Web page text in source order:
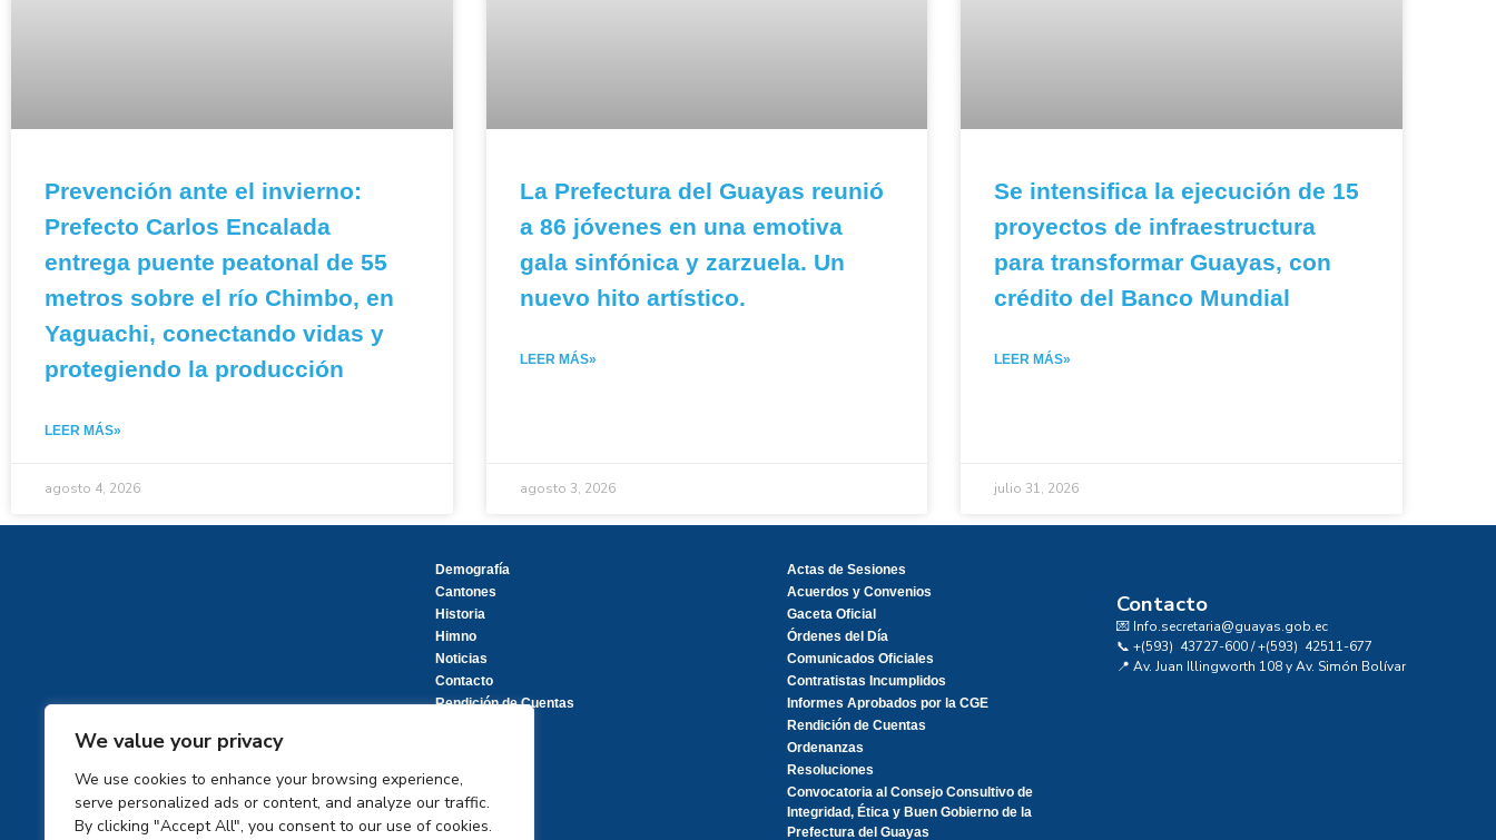
We value your privacy
We use cookies to enhance your browsing experience,
serve personalized ads or content, and analyze our traffic.
By clicking "Accept All", you consent to our use of cookies.
Prevención ante el invierno:
Prefecto Carlos Encalada
entrega puente peatonal de 55
metros sobre el río Chimbo, en
Yaguachi, conectando vidas y
protegiendo la producción
LEER MÁS»
agosto 4, 2026
La Prefectura del Guayas reunió
a 86 jóvenes en una emotiva
gala sinfónica y zarzuela. Un
nuevo hito artístico.
LEER MÁS»
agosto 3, 2026
Se intensifica la ejecución de 15
proyectos de infraestructura
para transformar Guayas, con
crédito del Banco Mundial
LEER MÁS»
julio 31, 2026
Demografía
Cantones
Historia
Himno
Noticias
Contacto
Rendición de Cuentas
Actas de Sesiones
Acuerdos y Convenios
Gaceta Oficial
Órdenes del Día
Comunicados Oficiales
Contratistas Incumplidos
Informes Aprobados por la CGE
Rendición de Cuentas
Ordenanzas
Resoluciones
Convocatoria al Consejo Consultivo de
Integridad, Ética y Buen Gobierno de la
Prefectura del Guayas
Contacto
💌 Info.secretaria@guayas.gob.ec
📞 +(593) 43727-600 / +(593) 42511-677
📍 Av. Juan Illingworth 108 y Av. Simón Bolívar